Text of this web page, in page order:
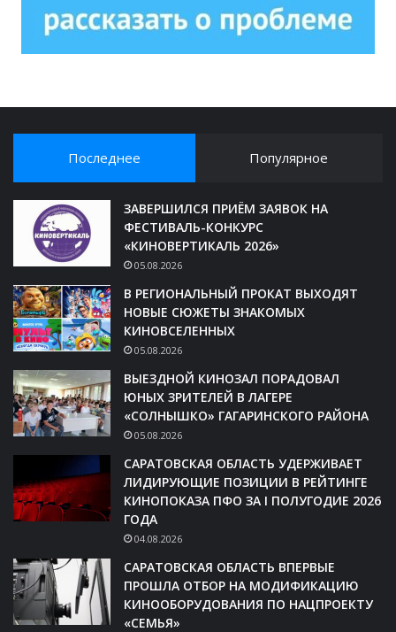
Последнее Популярное
ЗАВЕРШИЛСЯ ПРИЁМ ЗАЯВОК НА
ФЕСТИВАЛЬ-КОНКУРС
«КИНОВЕРТИКАЛЬ 2026»
05.08.2026
В РЕГИОНАЛЬНЫЙ ПРОКАТ ВЫХОДЯТ
НОВЫЕ СЮЖЕТЫ ЗНАКОМЫХ
КИНОВСЕЛЕННЫХ
05.08.2026
ВЫЕЗДНОЙ КИНОЗАЛ ПОРАДОВАЛ
ЮНЫХ ЗРИТЕЛЕЙ В ЛАГЕРЕ
«СОЛНЫШКО» ГАГАРИНСКОГО РАЙОНА
05.08.2026
САРАТОВСКАЯ ОБЛАСТЬ УДЕРЖИВАЕТ
ЛИДИРУЮЩИЕ ПОЗИЦИИ В РЕЙТИНГЕ
КИНОПОКАЗА ПФО ЗА I ПОЛУГОДИЕ 2026
ГОДА
04.08.2026
САРАТОВСКАЯ ОБЛАСТЬ ВПЕРВЫЕ
ПРОШЛА ОТБОР НА МОДИФИКАЦИЮ
КИНООБОРУДОВАНИЯ ПО НАЦПРОЕКТУ
«СЕМЬЯ»